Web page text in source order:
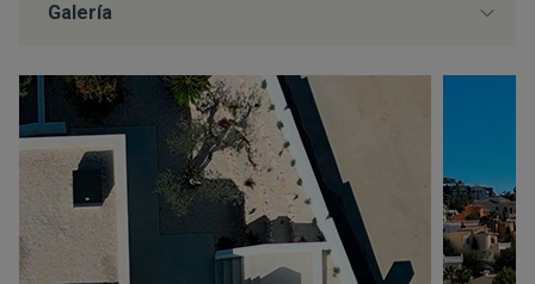
Galería